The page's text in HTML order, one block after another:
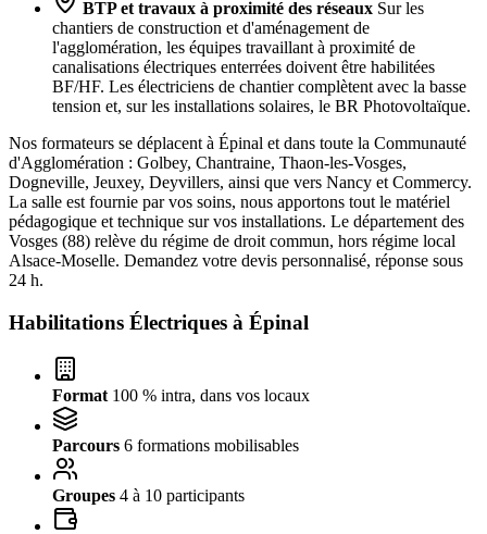
BTP et travaux à proximité des réseaux Sur les
chantiers de construction et d'aménagement de
l'agglomération, les équipes travaillant à proximité de
canalisations électriques enterrées doivent être habilitées
BF/HF. Les électriciens de chantier complètent avec la basse
tension et, sur les installations solaires, le BR Photovoltaïque.
Nos formateurs se déplacent à Épinal et dans toute la Communauté
d'Agglomération : Golbey, Chantraine, Thaon-les-Vosges,
Dogneville, Jeuxey, Deyvillers, ainsi que vers Nancy et Commercy.
La salle est fournie par vos soins, nous apportons tout le matériel
pédagogique et technique sur vos installations. Le département des
Vosges (88) relève du régime de droit commun, hors régime local
Alsace-Moselle. Demandez votre devis personnalisé, réponse sous
24 h.
Habilitations Électriques à Épinal
Format 100 % intra, dans vos locaux
Parcours 6 formations mobilisables
Groupes 4 à 10 participants